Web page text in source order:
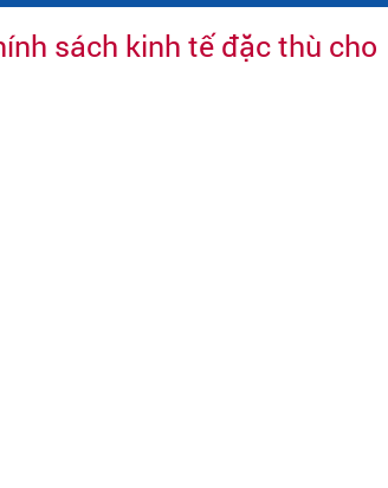
sách kinh tế đặc thù cho